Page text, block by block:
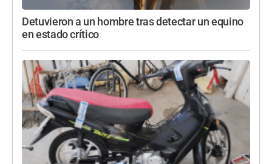
Detuvieron a un hombre tras detectar un equino
en estado crítico